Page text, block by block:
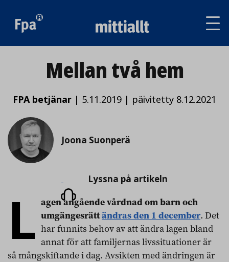
Mellan två hem
FPA betjänar | 5.11.2019 | päivitetty 8.12.2021
Joona Suonperä
Lyssna
på
artikeln
Lyssna på artikeln
L agen angående vårdnad om barn och
umgängesrättändras den 1 december. Det
har funnits behov av att ändra lagen bland
annat för att familjernas livssituationer är
så mångskiftande i dag. Avsikten med ändringen är